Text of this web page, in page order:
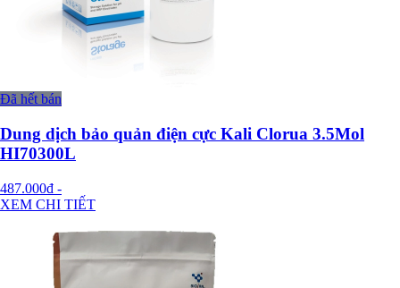
Đã hết bán
Dung dịch bảo quản điện cực Kali Clorua 3.5Mol
HI70300L
487.000đ -
XEM CHI TIẾT